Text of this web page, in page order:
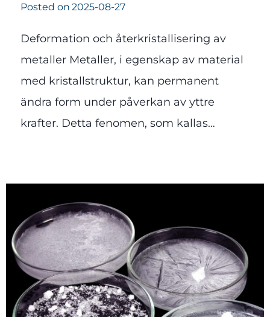
Posted on 2025-08-27
Deformation och återkristallisering av
metaller Metaller, i egenskap av material
med kristallstruktur, kan permanent
ändra form under påverkan av yttre
krafter. Detta fenomen, som kallas…